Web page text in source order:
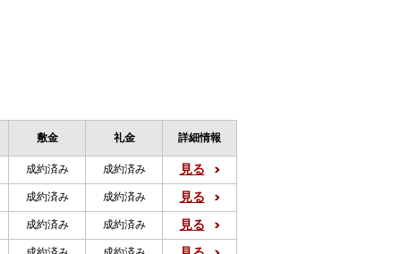
敷金 礼金 詳細情報
成約済み 成約済み 見る
成約済み 成約済み 見る
成約済み 成約済み 見る